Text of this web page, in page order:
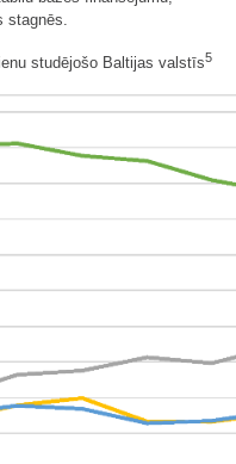
studējošo Baltijas valstīs5